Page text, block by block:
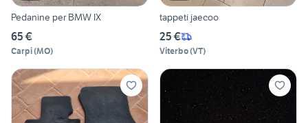
Pedanine per BMW IX
65 €
Carpi(MO)
tappeti jaecoo
25 €
Viterbo(VT)